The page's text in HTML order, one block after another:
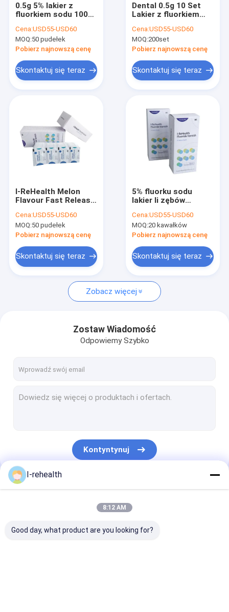
Produkty
O nas
Wycieczka po fabryce
Nowości
Lakier z fluorem dentystycznym
Lakier z fluorkiem sodu
Lakier z fluorem pediatrycznym
Lakier dentystyczny do wrażliwych zębów
Ochrona zębów lakierem
Uszczelniacz fluorkowy
Uszczelniacz do wgłębień i szczelin
0.5g 5% lakier z
fluorkiem sodu 100
demineralizacji
ortodontycznej
Cena:USD55-USD60
MOQ:50 pudełek
Pobierz najnowszą cenę
Skontaktuj się teraz
Dental 0.5g 10 Set
Lakier z fluorkiem
demineralizacji
ortodontycznej
Cena:USD55-USD60
MOQ:200set
Pobierz najnowszą cenę
Skontaktuj się teraz
I-ReHealth Melon
Flavour Fast Release
sodu 100x0,5g Dawka
Jednostkowa CE
Cena:USD55-USD60
MOQ:50 pudełek
Pobierz najnowszą cenę
Skontaktuj się teraz
5% fluorku sodu
lakier li zębów
utwardzania
Cena:USD55-USD60
MOQ:20 kawałków
Pobierz najnowszą cenę
Skontaktuj się teraz
Zobacz więcej
Zostaw Wiadomość
Odpowiemy Szybko
Kontyntynuj
Nasze Kategorie
I-rehealth
8:12 AM
Good day, what product are you looking for?